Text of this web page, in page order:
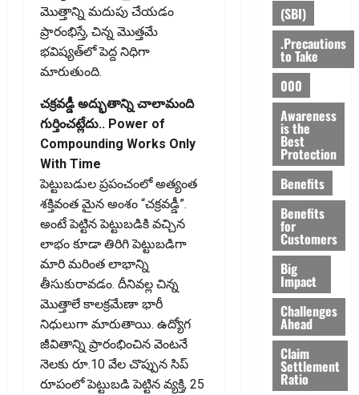
మొత్తాన్ని మదుపు చేయడం
ప్రారంభిస్తే, చిన్న మొత్తమే
భవిష్యత్‌లో పెద్ద నిధిగా
మారుతుంది.
చక్రవడ్డీ అద్భుతాన్ని చాలామంది
గుర్తించట్లేదు.. Power of
Compounding Works Only
With Time
పెట్టుబడుల ప్రపంచంలో అత్యంత
శక్తివంత మైన అంశం “చక్రవడ్డీ”.
అంటే పెట్టిన పెట్టుబడికి వచ్చిన
లాభం కూడా తిరిగి పెట్టుబడిగా
మారి మరింత లాభాన్ని
తీసుకురావడం. దీనివల్ల చిన్న
మొత్తాలే కాలక్రమేణా భారీ
నిధులుగా మారుతాయి. ఉద్యోగ
జీవితాన్ని ప్రారంభించిన వెంటనే
నెలకు రూ.10 వేల చొప్పున సిప్‌
రూపంలో పెట్టుబడి పెట్టిన వ్యక్తి, 25
(SBI)
.Precautions
to Take
000
Awareness
is the
Best
Protection
Benefits
Benefits
for
Customers
Big
Impact
Challenges
Ahead
Claim
Settlement
Ratio